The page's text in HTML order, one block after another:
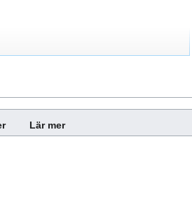
Lär mer